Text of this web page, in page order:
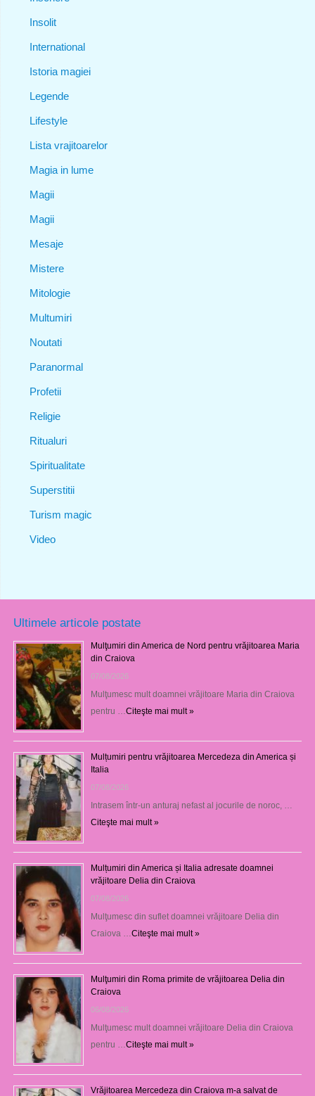
Insolit
International
Istoria magiei
Legende
Lifestyle
Lista vrajitoarelor
Magia in lume
Magii
Magii
Mesaje
Mistere
Mitologie
Multumiri
Noutati
Paranormal
Profetii
Religie
Ritualuri
Spiritualitate
Superstitii
Turism magic
Video
Ultimele articole postate
Mulţumiri din America de Nord pentru vrăjitoarea Maria
din Craiova
07/08/2026
Mulţumesc mult doamnei vrăjitoare Maria din Craiova
pentru … Citeşte mai mult »
Mulțumiri pentru vrăjitoarea Mercedeza din America și
Italia
07/08/2026
Intrasem într-un anturaj nefast al jocurile de noroc, …
Citeşte mai mult »
Mulțumiri din America și Italia adresate doamnei
vrăjitoare Delia din Craiova
07/08/2026
Mulţumesc din suflet doamnei vrăjitoare Delia din
Craiova … Citeşte mai mult »
Mulţumiri din Roma primite de vrăjitoarea Delia din
Craiova
06/08/2026
Mulţumesc mult doamnei vrăjitoare Delia din Craiova
pentru … Citeşte mai mult »
Vrăjitoarea Mercedeza din Craiova m-a salvat de